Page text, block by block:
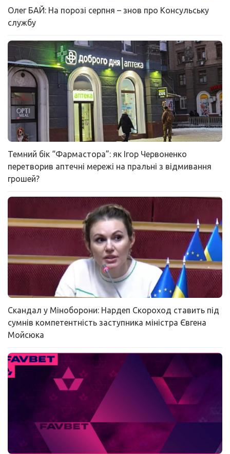
Олег БАЙ: На порозі серпня – знов про Консульську
службу
Темний бік “Фармастора”: як Ігор Червоненко
перетворив аптечні мережі на пральні з відмивання
грошей?
Скандал у Міноборони: Нардеп Скороход ставить під
сумнів компетентність заступника міністра Євгена
Мойсюка